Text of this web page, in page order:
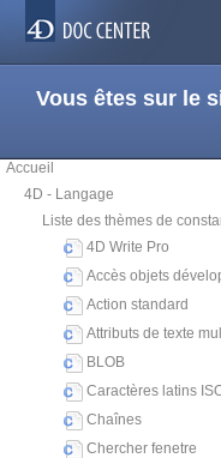
Vous êtes sur le
Accueil
4D - Langage
Liste des thèmes de
4D Write Pro
Accès objets
Action standard
Attributs de texte
BLOB
Caractères latins
Chaînes
Chercher fenetre